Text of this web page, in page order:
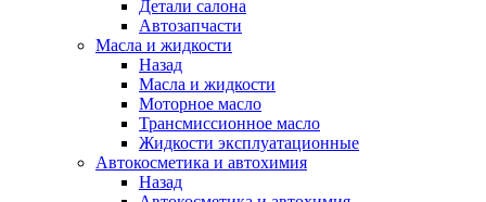
Детали салона
Автозапчасти
Масла и жидкости
Назад
Масла и жидкости
Моторное масло
Трансмиссионное масло
Жидкости эксплуатационные
Автокосметика и автохимия
Назад